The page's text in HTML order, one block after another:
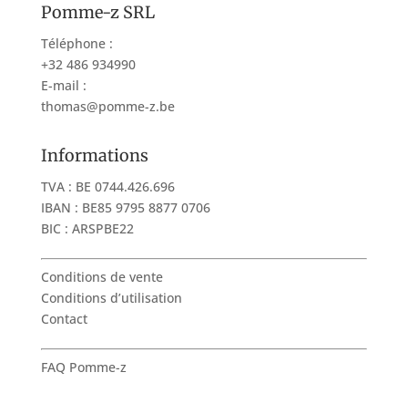
Pomme-z SRL
Téléphone :
+32 486 934990
E-mail :
thomas@pomme-z.be
Informations
TVA : BE 0744.426.696
IBAN : BE85 9795 8877 0706
BIC : ARSPBE22
Conditions de vente
Conditions d’utilisation
Contact
FAQ Pomme-z